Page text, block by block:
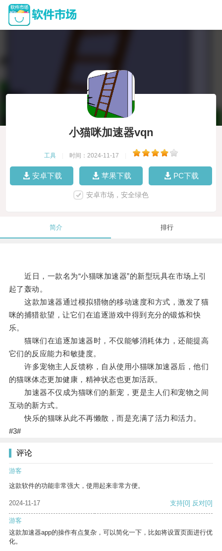
小猫咪加速器vqn
工具 时间：2024-11-17
安卓下载 苹果下载 PC下载
安卓市场，安全绿色
简介 排行
近日，一款名为“小猫咪加速器”的新型玩具在市场上引
起了轰动。
这款加速器通过模拟猎物的移动速度和方式，激发了猫
咪的捕猎欲望，让它们在追逐游戏中得到充分的锻炼和快
乐。
猫咪们在追逐加速器时，不仅能够消耗体力，还能提高
它们的反应能力和敏捷度。
许多宠物主人反馈称，自从使用小猫咪加速器后，他们
的猫咪体态更加健康，精神状态也更加活跃。
加速器不仅成为猫咪们的新宠，更是主人们和宠物之间
互动的新方式。
快乐的猫咪从此不再懒散，而是充满了活力和活力。
#3#
评论
游客
这款软件的功能非常强大，使用起来非常方便。
2024-11-17 支持[0] 反对[0]
游客
这款加速器app的操作有点复杂，可以简化一下，比如将设置页面进行优
化。